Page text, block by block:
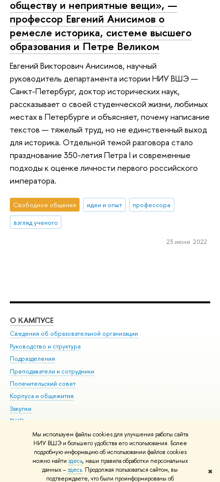
Мы используем файлы cookies для улучшения работы сайта
НИУ ВШЭ и большего удобства его использования. Более
подробную информацию об использовании файлов cookies
можно найти здесь, наши правила обработки персональных
данных –здесь. Продолжая пользоваться сайтом, вы
подтверждаете, что были проинформированы об
✖
обществу и неприятные вещи», —
профессор Евгений Анисимов о
ремесле историка, системе высшего
образования и Петре Великом
Евгений Викторович Анисимов, научный
руководитель департамента истории НИУ ВШЭ —
Санкт-Петербург, доктор исторических наук,
рассказывает о своей студенческой жизни, любимых
местах в Петербурге и объясняет, почему написание
текстов — тяжелый труд, но не единственный выход
для историка. Отдельной темой разговора стало
празднование 350-летия Петра I и современные
подходы к оценке личности первого российского
императора.
Свободное общение идеи и опыт
профессора
взгляд ученого
23 июня 2022
О КАМПУСЕ
Сведения об образовательной организации
Руководство и структура
Подразделения
Преподаватели и сотрудники
Попечительский совет
Корпуса и общежития
Закупки
ВШЭ для студентов с ограниченными возможностями
здоровья и инвалидностью
Версия для слабовидящих
Единая платежная страница